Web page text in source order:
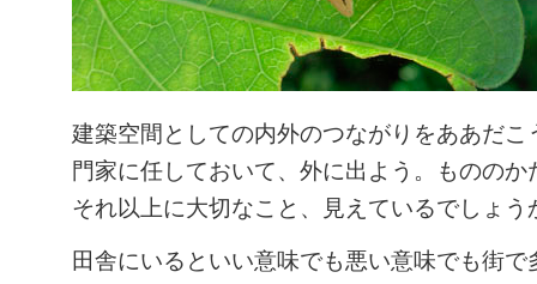
建築空間としての内外のつながりをああだこ
門家に任しておいて、外に出よう。ものの
それ以上に大切なこと、見えているでしょう
田舎にいるといい意味でも悪い意味でも街